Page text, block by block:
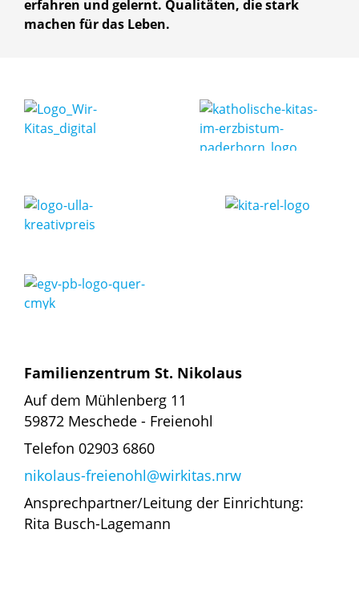
erfahren und gelernt. Qualitäten, die stark
machen für das Leben.
Familienzentrum St. Nikolaus
Auf dem Mühlenberg 11
59872 Meschede - Freienohl
Telefon 02903 6860
nikolaus-freienohl@wirkitas.nrw
Ansprechpartner/Leitung der Einrichtung:
Rita Busch-Lagemann